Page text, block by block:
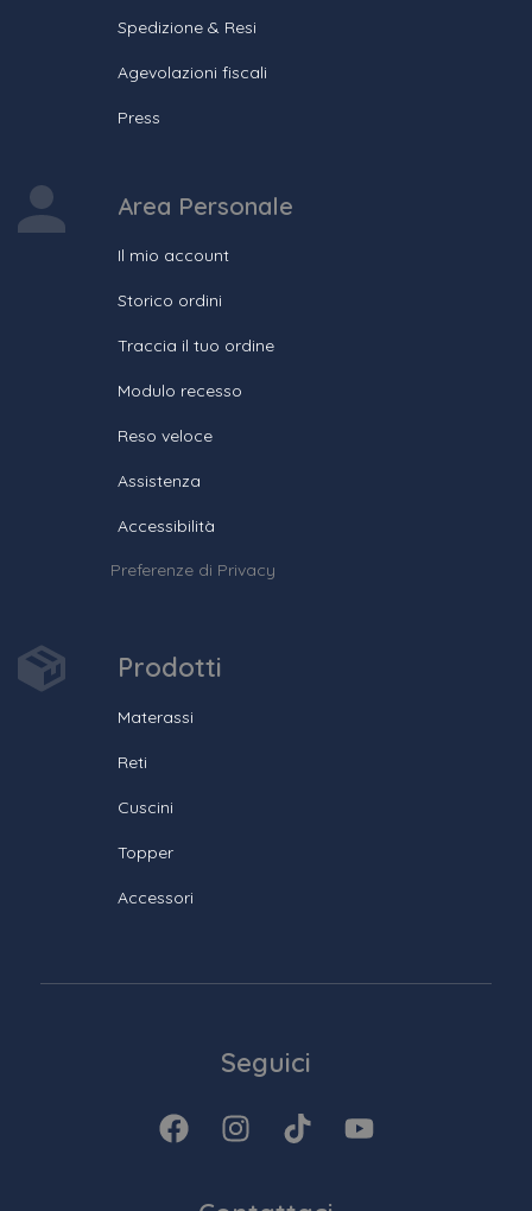
Spedizione & Resi
Agevolazioni fiscali
Press
Area Personale
Il mio account
Storico ordini
Traccia il tuo ordine
Modulo recesso
Reso veloce
Assistenza
Accessibilità
Preferenze di Privacy
Prodotti
Materassi
Reti
Cuscini
Topper
Accessori
Seguici